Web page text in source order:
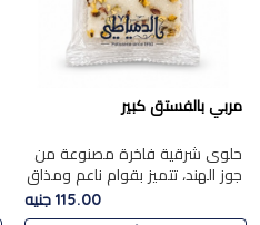
مربي بالفستق كبير
حلوى شرقية فاخرة مصنوعة من
جوز الهند، تتميز بقوام ناعم ومذاق
غني، وتزين بقطع من الفستق
الفاخر التي تضيف عليها قرمشة
115.00 جنيه